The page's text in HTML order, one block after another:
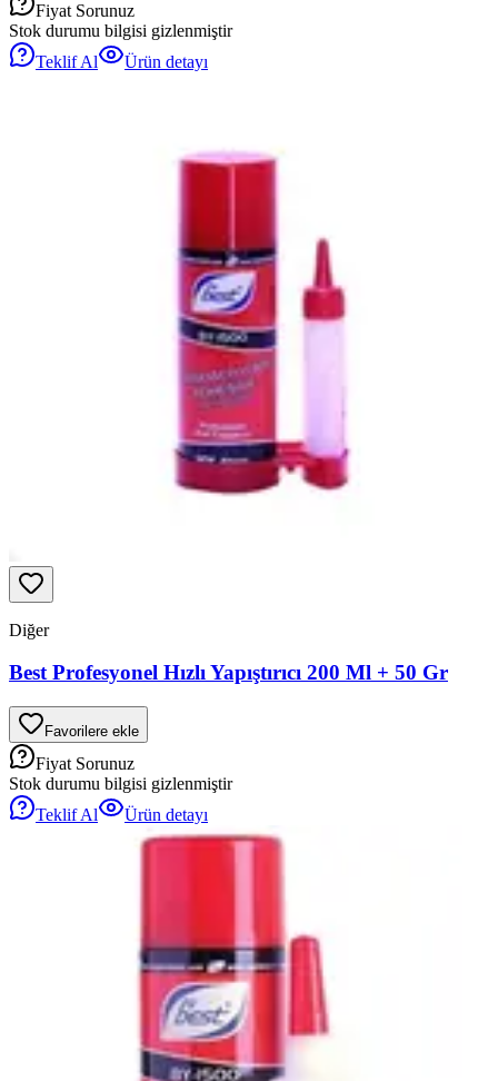
Fiyat Sorunuz
Stok durumu bilgisi gizlenmiştir
Teklif Al
Ürün detayı
Diğer
Best Profesyonel Hızlı Yapıştırıcı 200 Ml + 50 Gr
Favorilere ekle
Fiyat Sorunuz
Stok durumu bilgisi gizlenmiştir
Teklif Al
Ürün detayı